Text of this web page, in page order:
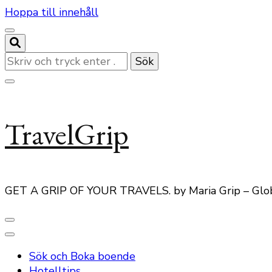
Hoppa till innehåll
Letar
du
efter
TravelGrip
GET A GRIP OF YOUR TRAVELS. by Maria Grip –
Sök och Boka boende